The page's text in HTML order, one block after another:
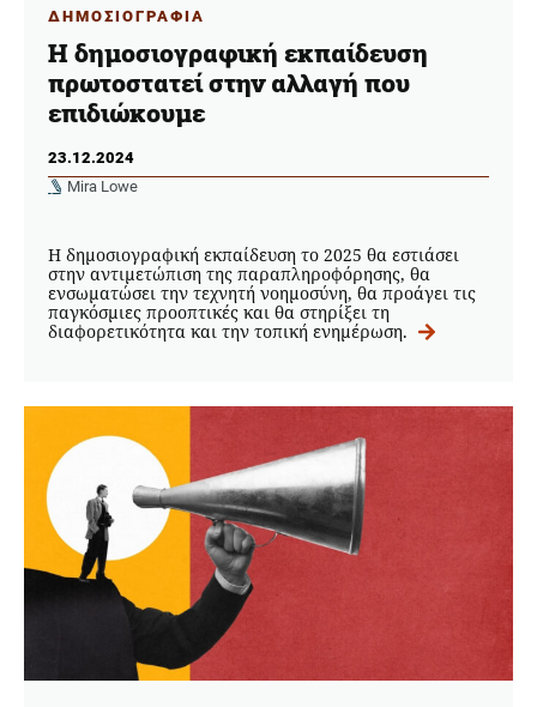
ΔΗΜΟΣΙΟΓΡΑΦΙΑ
Η δημοσιογραφική εκπαίδευση
πρωτοστατεί στην αλλαγή που
επιδιώκουμε
23.12.2024
Mira Lowe
Η δημοσιογραφική εκπαίδευση το 2025 θα εστιάσει
στην αντιμετώπιση της παραπληροφόρησης, θα
ενσωματώσει την τεχνητή νοημοσύνη, θα προάγει τις
παγκόσμιες προοπτικές και θα στηρίξει τη
διαφορετικότητα και την τοπική ενημέρωση.